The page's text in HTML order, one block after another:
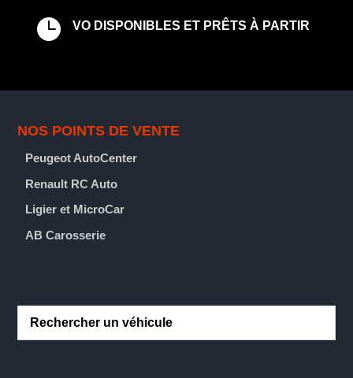
 VO DISPONIBLES ET PRÊTS À PARTIR
NOS POINTS DE VENTE
Peugeot AutoCenter
Renault RC Auto
Ligier et MicroCar
AB Carosserie